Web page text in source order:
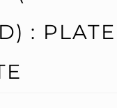
: PLATE